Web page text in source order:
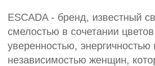
ESCADA - бренд, известный
смелостью в сочетании
уверенностью, энергичностью
независимостью женщин,